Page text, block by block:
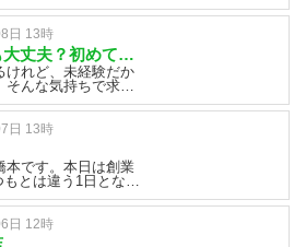
とよりウーパールー
わないか問題なん
のお休みに見に行
見たらちょっと鳥肌
諦めました！！フク
クモと同じ歩行で諦
クワガタにします！
日 13時
未経験でも大丈夫？初めての女性が知っておきたいお仕事探しのポイント
けれど、未経験だか
んな気持ちで求人
当店では未経験さ
◇創業20年以上のお
して働ける環境で
、未経験の方が応募
消できるよう、仕事
件について丁寧にご
いております
、気になることが
お問い合わせくだ
日 13時
本です。本日は創業
もとは違う1日とな
されます。実は私自
験するのは今回が
今日はバタバタし
日 12時